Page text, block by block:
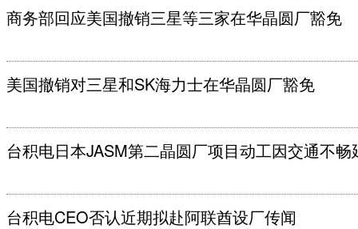
商务部回应美国撤销三星等三家在华晶圆厂豁免
美国撤销对三星和SK海力士在华晶圆厂豁免
台积电日本JASM第二晶圆厂项目动工因交通不畅
台积电CEO否认近期拟赴阿联酋设厂传闻